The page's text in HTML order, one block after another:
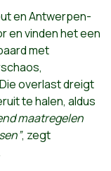
en Antwerpen-
en vinden het een
met
overlast dreigt
te halen, aldus
maatregelen
, zegt